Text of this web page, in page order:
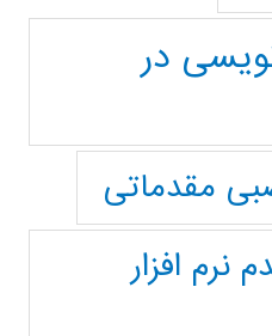
در
مقدماتی
نرم افزار